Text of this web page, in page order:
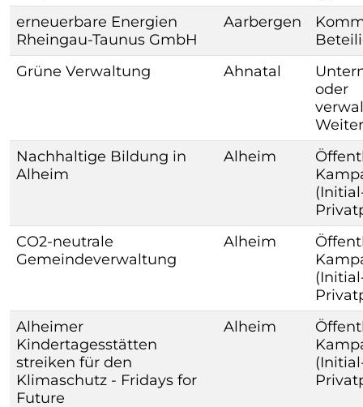
erneuerbare Energien
Rheingau-Taunus GmbH
Aarbergen
Grüne Verwaltung
Ahnatal
oder
Nachhaltige Bildung in
Alheim
Alheim
CO2-neutrale
Gemeindeverwaltung
Alheim
Alheimer
Kindertagesstätten
streiken für den
Klimaschutz - Fridays for
Future
Alheim